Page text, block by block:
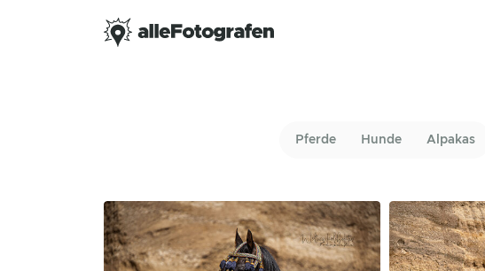
Pferde Hunde Alpakas